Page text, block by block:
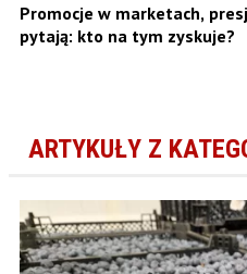
Promocje w marketach,
pytają: kto na tym zyskuje?
ARTYKUŁY Z